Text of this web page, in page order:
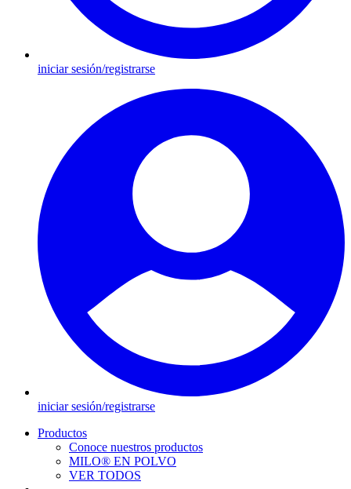
iniciar sesión/registrarse
iniciar sesión/registrarse
navigation
Productos
Conoce nuestros productos
MILO® EN POLVO
VER TODOS